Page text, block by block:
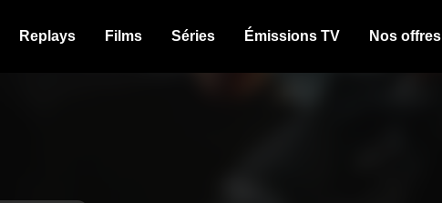
Replays Films Séries Émissions TV Nos offres